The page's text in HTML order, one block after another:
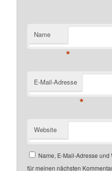
Name
*
E-Mail-Adresse
*
Website
Name, E-Mail-Adresse
für meinen nächsten